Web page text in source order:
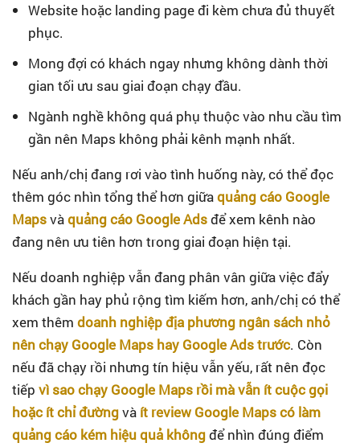
Website hoặc landing page đi kèm chưa đủ thuyết
phục.
Mong đợi có khách ngay nhưng không dành thời
gian tối ưu sau giai đoạn chạy đầu.
Ngành nghề không quá phụ thuộc vào nhu cầu tìm
gần nên Maps không phải kênh mạnh nhất.
Nếu anh/chị đang rơi vào tình huống này, có thể đọc
thêm góc nhìn tổng thể hơn giữaquảng cáo Google
Mapsvàquảng cáo Google Adsđể xem kênh nào
đang nên ưu tiên hơn trong giai đoạn hiện tại.
Nếu doanh nghiệp vẫn đang phân vân giữa việc đẩy
khách gần hay phủ rộng tìm kiếm hơn, anh/chị có thể
xem thêm doanh nghiệp địa phương ngân sách nhỏ
nên chạy Google Maps hay Google Ads trước. Còn
nếu đã chạy rồi nhưng tín hiệu vẫn yếu, rất nên đọc
tiếp vì sao chạy Google Maps rồi mà vẫn ít cuộc gọi
hoặc ít chỉ đườngvà ít review Google Maps có làm
quảng cáo kém hiệu quả khôngđể nhìn đúng điểm